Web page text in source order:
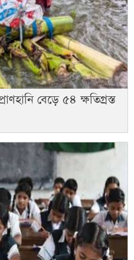
বেড়ে ৫৪ ক্ষতিগ্রস্ত